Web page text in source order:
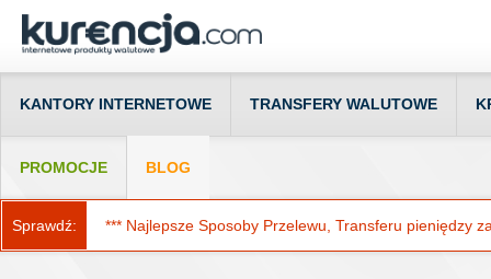
KANTORY INTERNETOWE TRANSFERY WALUTOWE
PROMOCJE BLOG
Sprawdź: *** Najlepsze Sposoby Przelewu, Transferu pieniędzy